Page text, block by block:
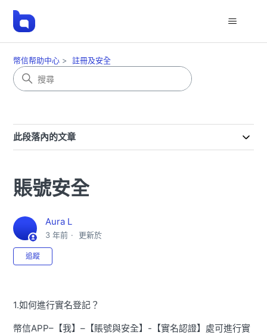
幣信帮助中心 註冊及安全
此段落內的文章
賬號安全
Aura L
3 年前 更新於
追蹤
1.如何進行實名登記？
幣信APP–【我】–【賬號與安全】-【實名認證】處可進行實